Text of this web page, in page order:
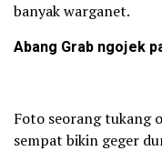
banyak warganet.
Abang Grab ngojek
Foto seorang tukang
sempat bikin geger